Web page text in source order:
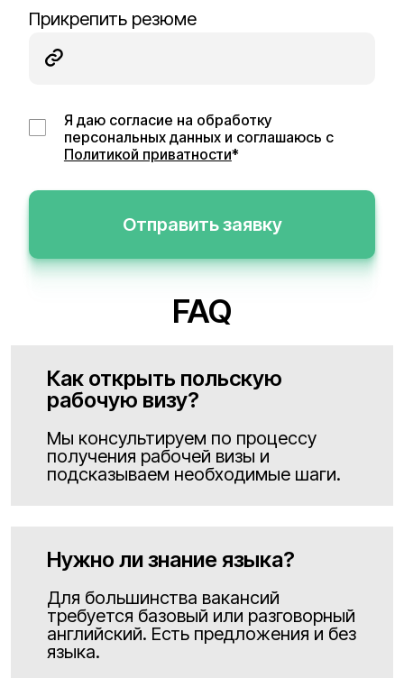
Прикрепить резюме
Я даю согласие на обработку
персональных данных и соглашаюсь с
Политикой приватности*
Отправить заявку
FAQ
Как открыть польскую
рабочую визу?
Мы консультируем по процессу
получения рабочей визы и
подсказываем необходимые шаги.
Нужно ли знание языка?
Для большинства вакансий
требуется базовый или разговорный
английский. Есть предложения и без
языка.